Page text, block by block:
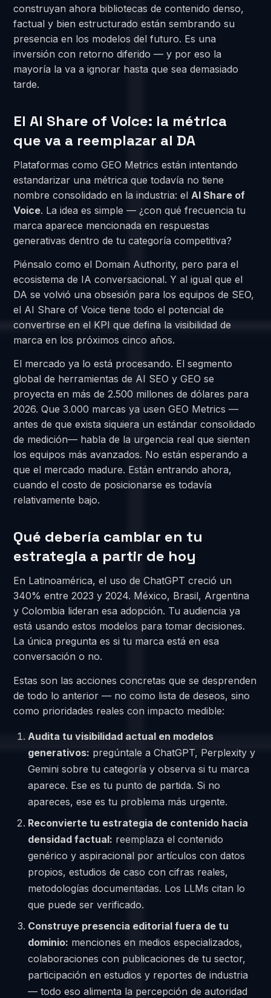
construyan ahora bibliotecas de contenido denso,
factual y bien estructurado están sembrando su
presencia en los modelos del futuro. Es una
inversión con retorno diferido — y por eso la
mayoría la va a ignorar hasta que sea demasiado
tarde.
El AI Share of Voice: la métrica
que va a reemplazar al DA
Plataformas como GEO Metrics están intentando
estandarizar una métrica que todavía no tiene
nombre consolidado en la industria: el AI Share of
Voice. La idea es simple — ¿con qué frecuencia tu
marca aparece mencionada en respuestas
generativas dentro de tu categoría competitiva?
Piénsalo como el Domain Authority, pero para el
ecosistema de IA conversacional. Y al igual que el
DA se volvió una obsesión para los equipos de SEO,
el AI Share of Voice tiene todo el potencial de
convertirse en el KPI que defina la visibilidad de
marca en los próximos cinco años.
El mercado ya lo está procesando. El segmento
global de herramientas de AI SEO y GEO se
proyecta en más de 2.500 millones de dólares para
2026. Que 3.000 marcas ya usen GEO Metrics —
antes de que exista siquiera un estándar consolidado
de medición— habla de la urgencia real que sienten
los equipos más avanzados. No están esperando a
que el mercado madure. Están entrando ahora,
cuando el costo de posicionarse es todavía
relativamente bajo.
Qué debería cambiar en tu
estrategia a partir de hoy
En Latinoamérica, el uso de ChatGPT creció un
340% entre 2023 y 2024. México, Brasil, Argentina
y Colombia lideran esa adopción. Tu audiencia ya
está usando estos modelos para tomar decisiones.
La única pregunta es si tu marca está en esa
conversación o no.
Estas son las acciones concretas que se desprenden
de todo lo anterior — no como lista de deseos, sino
como prioridades reales con impacto medible:
Audita tu visibilidad actual en modelos
generativos: pregúntale a ChatGPT, Perplexity y
Gemini sobre tu categoría y observa si tu marca
aparece. Ese es tu punto de partida. Si no
apareces, ese es tu problema más urgente.
Reconvierte tu estrategia de contenido hacia
densidad factual: reemplaza el contenido
genérico y aspiracional por artículos con datos
propios, estudios de caso con cifras reales,
metodologías documentadas. Los LLMs citan lo
que puede ser verificado.
Construye presencia editorial fuera de tu
dominio: menciones en medios especializados,
colaboraciones con publicaciones de tu sector,
participación en estudios y reportes de industria
— todo eso alimenta la percepción de autoridad